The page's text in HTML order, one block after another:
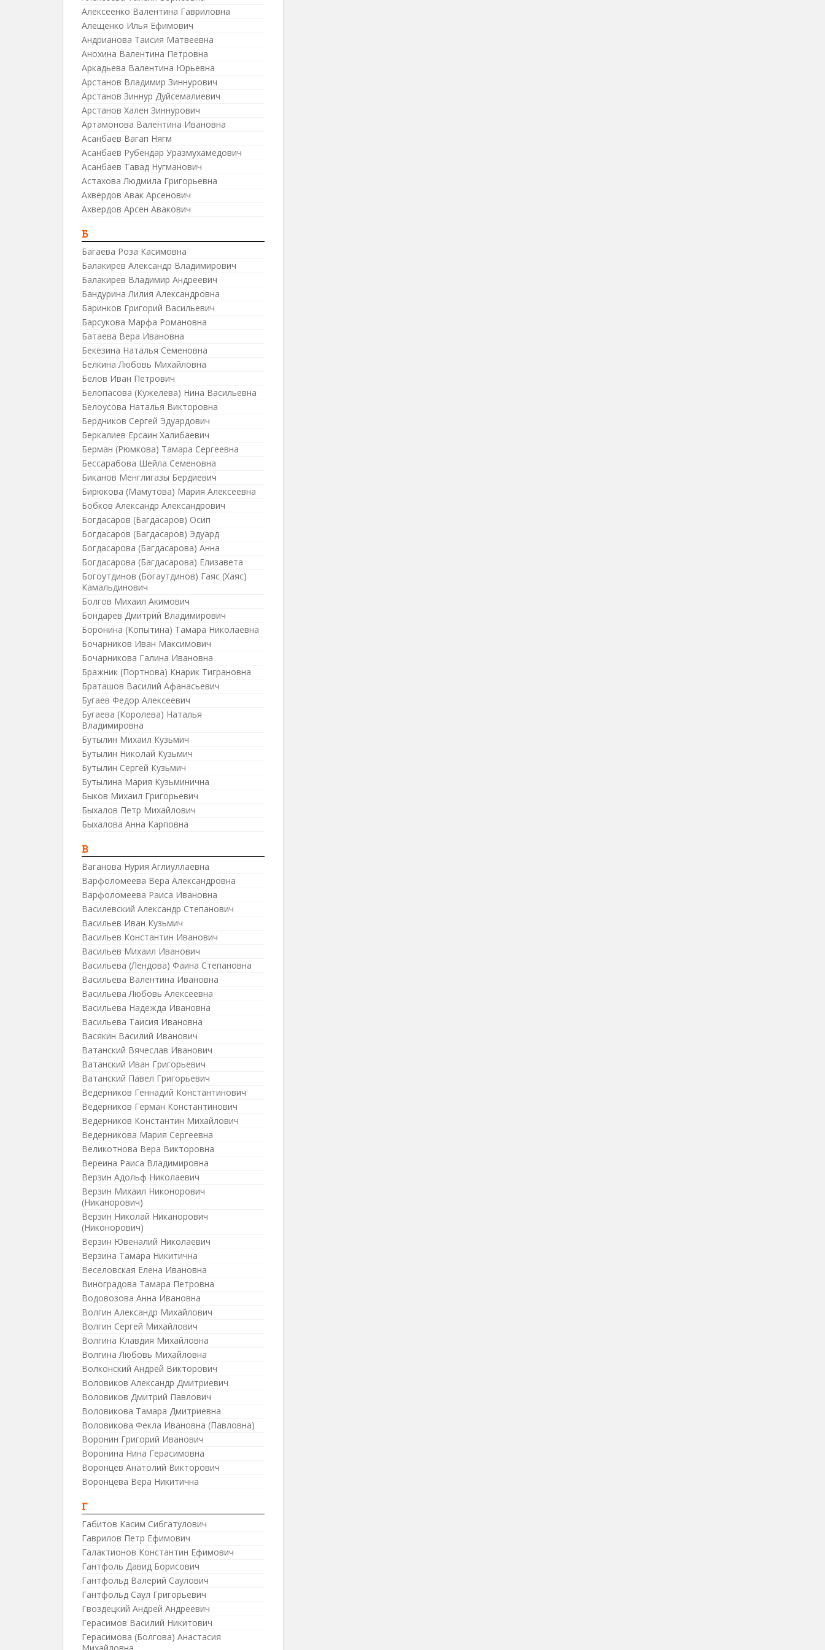
Алексеенко Валентина Гавриловна
Алещенко Илья Ефимович
Андрианова Таисия Матвеевна
Анохина Валентина Петровна
Аркадьева Валентина Юрьевна
Арстанов Владимир Зиннурович
Арстанов Зиннур Дуйсемалиевич
Арстанов Хален Зиннурович
Артамонова Валентина Ивановна
Асанбаев Вагап Нягм
Асанбаев Рубендар Уразмухамедович
Асанбаев Тавад Нугманович
Астахова Людмила Григорьевна
Ахвердов Авак Арсенович
Ахвердов Арсен Авакович
Б
Багаева Роза Касимовна
Балакирев Александр Владимирович
Балакирев Владимир Андреевич
Бандурина Лилия Александровна
Баринков Григорий Васильевич
Барсукова Марфа Романовна
Батаева Вера Ивановна
Бекезина Наталья Семеновна
Белкина Любовь Михайловна
Белов Иван Петрович
Белопасова (Кужелева) Нина Васильевна
Белоусова Наталья Викторовна
Бердников Сергей Эдуардович
Беркалиев Ерсаин Халибаевич
Берман (Рюмкова) Тамара Сергеевна
Бессарабова Шейла Семеновна
Биканов Менглигазы Бердиевич
Бирюкова (Мамутова) Мария Алексеевна
Бобков Александр Александрович
Богдасаров (Багдасаров) Осип
Богдасаров (Багдасаров) Эдуард
Богдасарова (Багдасарова) Анна
Богдасарова (Багдасарова) Елизавета
Богоутдинов (Богаутдинов) Гаяс (Хаяс)
Камальдинович
Болгов Михаил Акимович
Бондарев Дмитрий Владимирович
Боронина (Копытина) Тамара Николаевна
Бочарников Иван Максимович
Бочарникова Галина Ивановна
Бражник (Портнова) Кнарик Тиграновна
Браташов Василий Афанасьевич
Бугаев Федор Алексеевич
Бугаева (Королева) Наталья
Владимировна
Бутылин Михаил Кузьмич
Бутылин Николай Кузьмич
Бутылин Сергей Кузьмич
Бутылина Мария Кузьминична
Быков Михаил Григорьевич
Быхалов Петр Михайлович
Быхалова Анна Карповна
В
Ваганова Нурия Аглиуллаевна
Варфоломеева Вера Александровна
Варфоломеева Раиса Ивановна
Василевский Александр Степанович
Васильев Иван Кузьмич
Васильев Константин Иванович
Васильев Михаил Иванович
Васильева (Лендова) Фаина Степановна
Васильева Валентина Ивановна
Васильева Любовь Алексеевна
Васильева Надежда Ивановна
Васильева Таисия Ивановна
Васякин Василий Иванович
Ватанский Вячеслав Иванович
Ватанский Иван Григорьевич
Ватанский Павел Григорьевич
Ведерников Геннадий Константинович
Ведерников Герман Константинович
Ведерников Константин Михайлович
Ведерникова Мария Сергеевна
Великотнова Вера Викторовна
Вереина Раиса Владимировна
Верзин Адольф Николаевич
Верзин Михаил Никонорович
(Никанорович)
Верзин Николай Никанорович
(Никонорович)
Верзин Ювеналий Николаевич
Верзина Тамара Никитична
Веселовская Елена Ивановна
Виноградова Тамара Петровна
Водовозова Анна Ивановна
Волгин Александр Михайлович
Волгин Сергей Михайлович
Волгина Клавдия Михайловна
Волгина Любовь Михайловна
Волконский Андрей Викторович
Воловиков Александр Дмитриевич
Воловиков Дмитрий Павлович
Воловикова Тамара Дмитриевна
Воловикова Фекла Ивановна (Павловна)
Воронин Григорий Иванович
Воронина Нина Герасимовна
Воронцев Анатолий Викторович
Воронцева Вера Никитична
Г
Габитов Касим Сибгатулович
Гаврилов Петр Ефимович
Галактионов Константин Ефимович
Гантфоль Давид Борисович
Гантфольд Валерий Саулович
Гантфольд Саул Григорьевич
Гвоздецкий Андрей Андреевич
Герасимов Василий Никитович
Герасимова (Болгова) Анастасия